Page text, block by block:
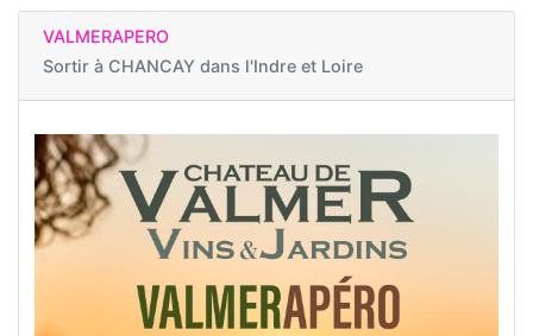
VALMERAPERO
Sortir à CHANCAY dans l'Indre et Loire